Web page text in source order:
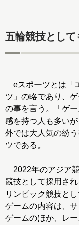
五輪競技とし
eスポーツとは「
ツ」の略であり、
の事を言う。「ゲ
感を持つ人も多い
外では大人気の紛
ツである。
2022年のアジア
競技として採用さ
リンピック競技と
ゲームの内容は、
ゲームのほか、レ